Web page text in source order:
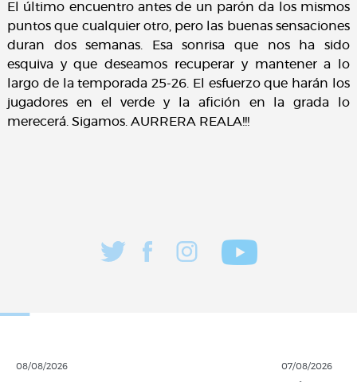
El último encuentro antes de un parón da los mismos
puntos que cualquier otro, pero las buenas sensaciones
duran dos semanas. Esa sonrisa que nos ha sido
esquiva y que deseamos recuperar y mantener a lo
largo de la temporada 25-26. El esfuerzo que harán los
jugadores en el verde y la afición en la grada lo
merecerá. Sigamos. AURRERA REALA!!!
08/08/2026 07/08/2026